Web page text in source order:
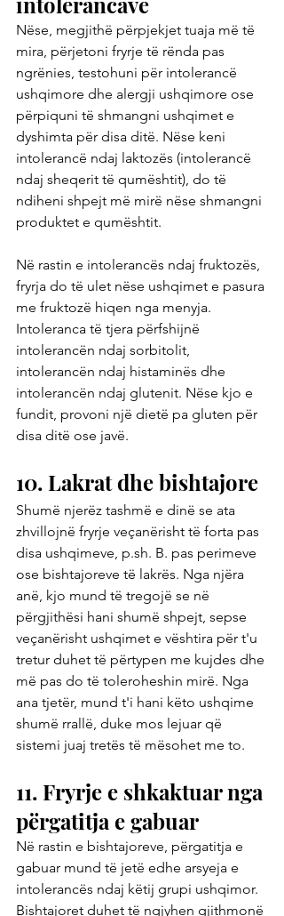
Nëse, megjithë përpjekjet tuaja më të
mira, përjetoni fryrje të rënda pas
ngrënies, testohuni për intolerancë
ushqimore dhe alergji ushqimore ose
përpiquni të shmangni ushqimet e
dyshimta për disa ditë. Nëse keni
intolerancë ndaj laktozës (intolerancë
ndaj sheqerit të qumështit), do të
ndiheni shpejt më mirë nëse shmangni
produktet e qumështit.
Në rastin e intolerancës ndaj fruktozës,
fryrja do të ulet nëse ushqimet e pasura
me fruktozë hiqen nga menyja.
Intoleranca të tjera përfshijnë
intolerancën ndaj sorbitolit,
intolerancën ndaj histaminës dhe
intolerancën ndaj glutenit. Nëse kjo e
fundit, provoni një dietë pa gluten për
disa ditë ose javë.
10. Lakrat dhe bishtajore
Shumë njerëz tashmë e dinë se ata
zhvillojnë fryrje veçanërisht të forta pas
disa ushqimeve, p.sh. B. pas perimeve
ose bishtajoreve të lakrës. Nga njëra
anë, kjo mund të tregojë se në
përgjithësi hani shumë shpejt, sepse
veçanërisht ushqimet e vështira për t'u
tretur duhet të përtypen me kujdes dhe
më pas do të toleroheshin mirë. Nga
ana tjetër, mund t'i hani këto ushqime
shumë rrallë, duke mos lejuar që
sistemi juaj tretës të mësohet me to.
11. Fryrje e shkaktuar nga
përgatitja e gabuar
Në rastin e bishtajoreve, përgatitja e
gabuar mund të jetë edhe arsyeja e
intolerancës ndaj këtij grupi ushqimor.
Bishtajoret duhet të ngjyhen gjithmonë